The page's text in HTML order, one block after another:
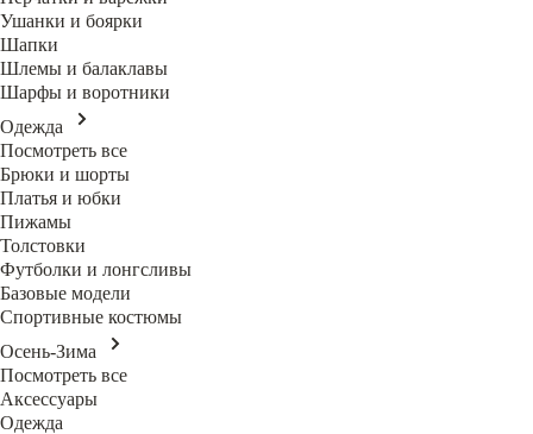
Ушанки и боярки
Шапки
Шлемы и балаклавы
Шарфы и воротники
Одежда
Посмотреть все
Брюки и шорты
Платья и юбки
Пижамы
Толстовки
Футболки и лонгсливы
Базовые модели
Спортивные костюмы
Осень-Зима
Посмотреть все
Аксессуары
Одежда